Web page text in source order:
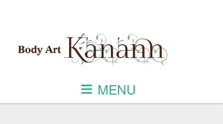
MENU